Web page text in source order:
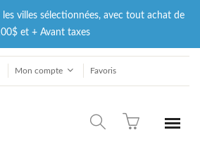
villes sélectionnées, avec tout achat de
et + Avant taxes
Mon compte Favoris